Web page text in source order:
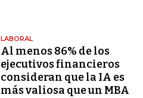
LABORAL
Al menos 86% de los
ejecutivos financieros
consideran que la IA es
más valiosa que un MBA